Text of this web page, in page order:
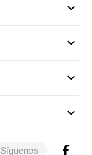
expand_more
expand_more
expand_more
expand_more
Síguenos